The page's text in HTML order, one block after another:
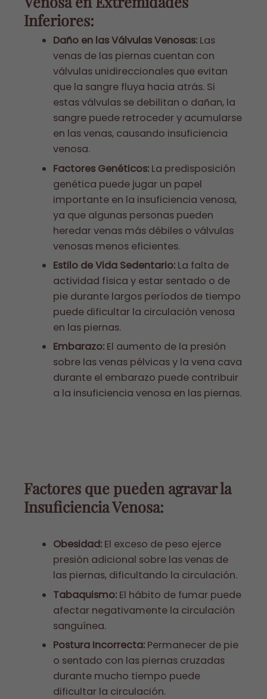
Inferiores:
Daño en las Válvulas Venosas: Las
venas de las piernas cuentan con
válvulas unidireccionales que evitan
que la sangre fluya hacia atrás. Si
estas válvulas se debilitan o dañan, la
sangre puede retroceder y acumularse
en las venas, causando insuficiencia
venosa.
Factores Genéticos: La predisposición
genética puede jugar un papel
importante en la insuficiencia venosa,
ya que algunas personas pueden
heredar venas más débiles o válvulas
venosas menos eficientes.
Estilo de Vida Sedentario: La falta de
actividad física y estar sentado o de
pie durante largos períodos de tiempo
puede dificultar la circulación venosa
en las piernas.
Embarazo: El aumento de la presión
sobre las venas pélvicas y la vena cava
durante el embarazo puede contribuir
a la insuficiencia venosa en las piernas.
Factores que pueden agravar la
Insuficiencia Venosa:
Obesidad: El exceso de peso ejerce
presión adicional sobre las venas de
las piernas, dificultando la circulación.
Tabaquismo: El hábito de fumar puede
afectar negativamente la circulación
sanguínea.
Postura Incorrecta: Permanecer de pie
o sentado con las piernas cruzadas
durante mucho tiempo puede
dificultar la circulación.